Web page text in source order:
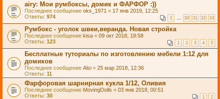
airy: Мои румбоксы, домик и ФАРФОР :))
Последнее сообщение oks_1971 « 17 янв 2019, 12:25
Ответы: 974 1 … 30 31 32 33
Румбокс - уголок швеи,веранда. Новая стройка
Последнее сообщение kisa « 09 окт 2018, 18:58
Ответы: 123 1 2 3 4 5
Бесплатные туториалы по изготовлению мебели 1:12 для
домиков
Последнее сообщение Alsi « 25 мар 2018, 12:36
Ответы: 11
Фарфоровая шарнирная кукла 1/12, Оливия
Последнее сообщение MovingDolls « 03 янв 2018, 00:51
Ответы: 30 1 2